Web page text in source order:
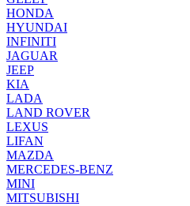
HONDA
HYUNDAI
INFINITI
JAGUAR
JEEP
KIA
LADA
LAND ROVER
LEXUS
LIFAN
MAZDA
MERCEDES-BENZ
MINI
MITSUBISHI